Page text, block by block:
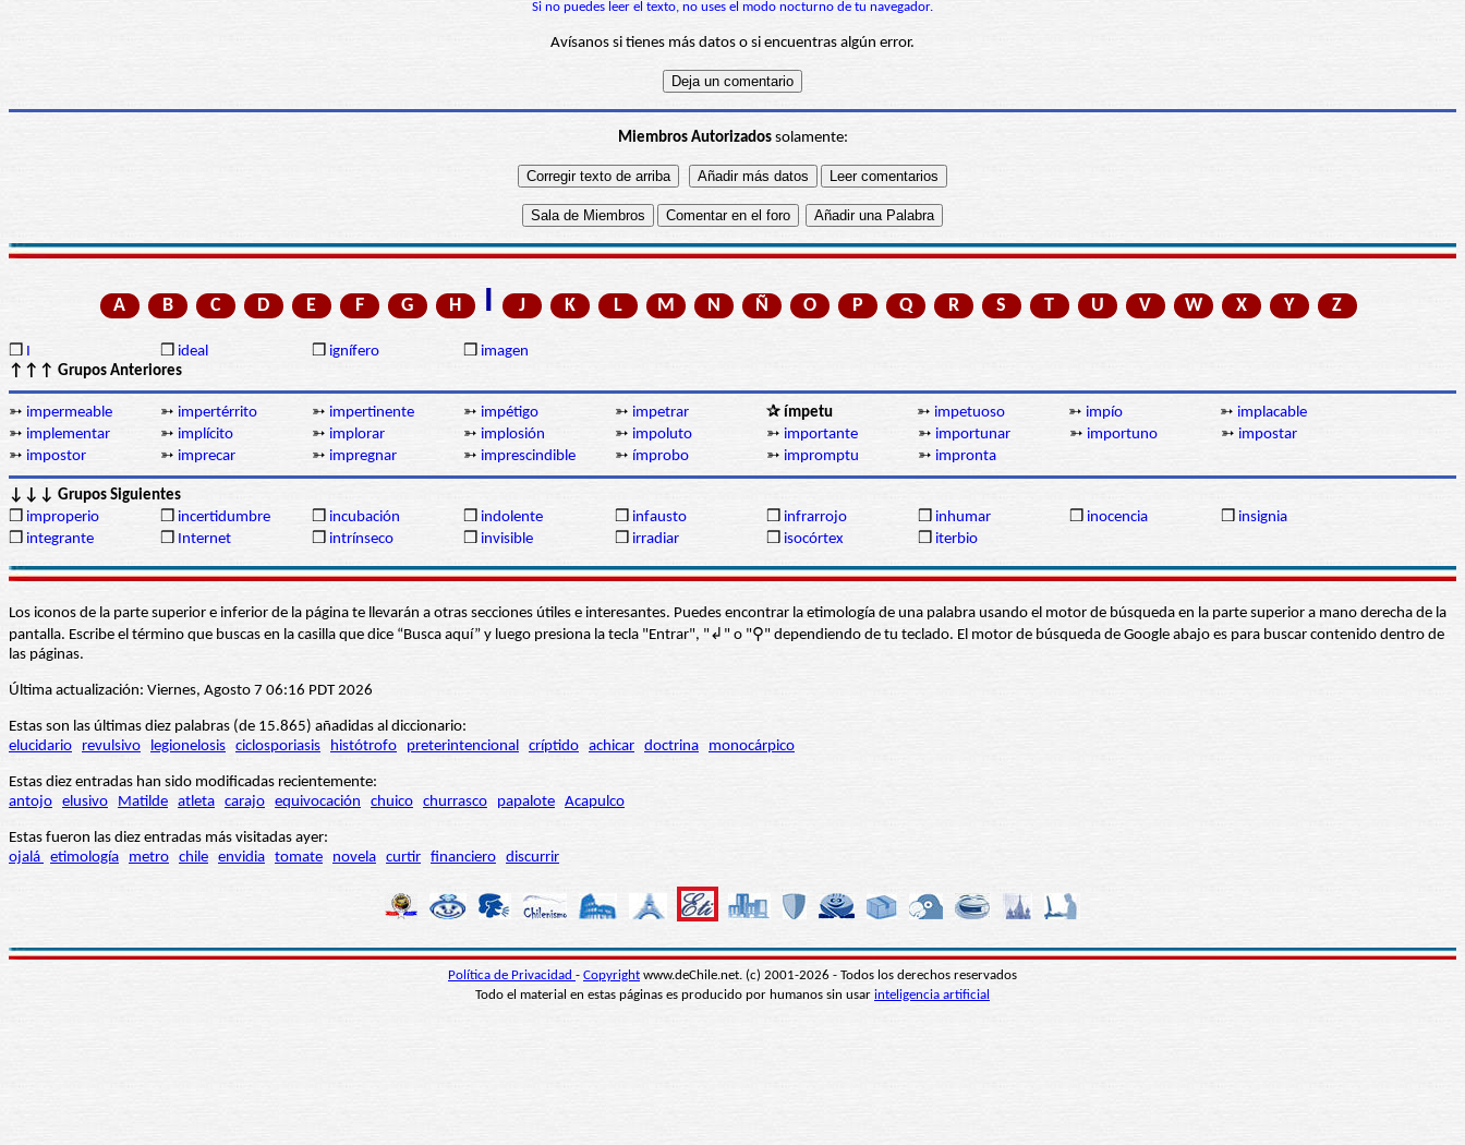
Si no puedes leer el texto, no uses el modo nocturno de tu navegador.
Avísanos si tienes más datos o si encuentras algún error.
Miembros Autorizadossolamente:
A B C D E F G H I J K L M N Ñ O P Q R S T U V W X Y Z
❒ I ❒ ideal ❒ ignífero ❒ imagen
↑↑↑ Grupos Anteriores
➳ impermeable ➳ impertérrito ➳ impertinente ➳ impétigo ➳ impetrar ✰ ímpetu ➳ impetuoso ➳ impío ➳ implacable
➳ implementar ➳ implícito ➳ implorar ➳ implosión ➳ impoluto ➳ importante ➳ importunar ➳ importuno ➳ impostar
➳ impostor ➳ imprecar ➳ impregnar ➳ imprescindible ➳ ímprobo ➳ impromptu ➳ impronta
↓↓↓ Grupos Siguientes
❒ improperio ❒ incertidumbre ❒ incubación ❒ indolente ❒ infausto ❒ infrarrojo ❒ inhumar ❒ inocencia ❒ insignia
❒ integrante ❒ Internet ❒ intrínseco ❒ invisible ❒ irradiar ❒ isocórtex ❒ iterbio
Los iconos de la parte superior e inferior de la página te llevarán a otras secciones útiles e interesantes. Puedes encontrar la etimología de una palabra usando el motor de búsqueda en la parte superior a mano derecha de la
pantalla. Escribe el término que buscas en la casilla que dice “Busca aquí” y luego presiona la tecla "Entrar", "↲" o "⚲" dependiendo de tu teclado. El motor de búsqueda de Google abajo es para buscar contenido dentro de
las páginas.
Última actualización: Viernes, Agosto 7 06:16 PDT 2026
Estas son las últimas diez palabras (de 15.865) añadidas al diccionario:
elucidario
revulsivo legionelosis ciclosporiasis histótrofo preterintencional críptido achicar doctrina monocárpico
Estas diez entradas han sido modificadas recientemente:
antojo elusivo Matilde atleta carajo equivocación chuico churrasco papalote Acapulco
Estas fueron las diez entradas más visitadas ayer:
ojalá etimología metro chile envidia tomate novela curtir financiero discurrir
Política de Privacidad - Copyright www.deChile.net. (c) 2001-2026 - Todos los derechos reservados
Todo el material en estas páginas es producido por humanos sin usar inteligencia artificial